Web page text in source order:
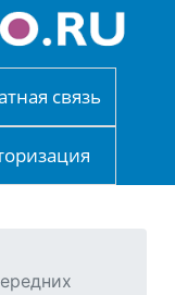
связь